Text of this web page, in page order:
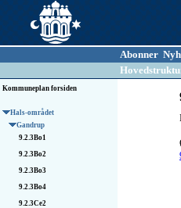
Abonner
Kommuneplan forsiden
Hals-området
Gandrup
9.2.3Bo1
9.2.3Bo2
9.2.3Bo3
9.2.3Bo4
9.2.3Ce2